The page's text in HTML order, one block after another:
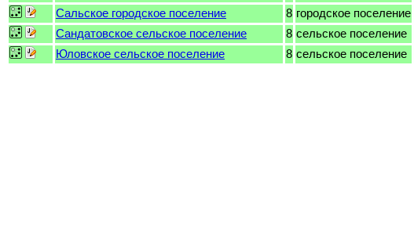
Сальское городское поселение
8 городское поселение
Сандатовское сельское поселение
8 сельское поселение
Юловское сельское поселение
8 сельское поселение